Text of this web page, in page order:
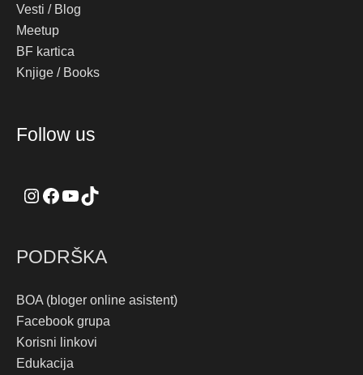
Vesti / Blog
Meetup
BF kartica
Knjige / Books
Follow us
PODRŠKA
BOA (bloger online asistent)
Facebook grupa
Korisni linkovi
Edukacija